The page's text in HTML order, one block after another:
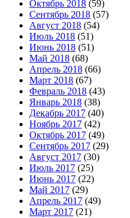
Октябрь 2018 (59)
Сентябрь 2018 (57)
Август 2018 (54)
Июль 2018 (51)
Июнь 2018 (51)
Май 2018 (68)
Апрель 2018 (66)
Март 2018 (67)
Февраль 2018 (43)
Январь 2018 (38)
Декабрь 2017 (40)
Ноябрь 2017 (42)
Октябрь 2017 (49)
Сентябрь 2017 (29)
Август 2017 (30)
Июль 2017 (25)
Июнь 2017 (22)
Май 2017 (29)
Апрель 2017 (49)
Март 2017 (21)